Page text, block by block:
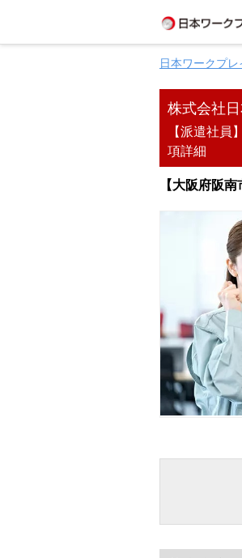
日本ワークプ
株式会社
【派遣社
項詳細
【大阪府阪